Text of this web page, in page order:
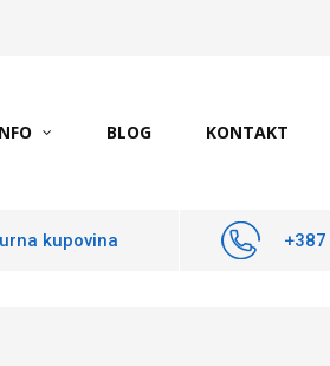
BLOG KONTAKT
kupovina